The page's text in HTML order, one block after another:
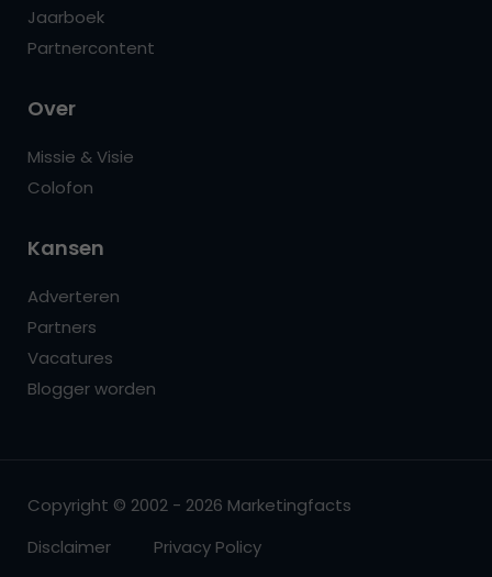
Jaarboek
Partnercontent
Over
Missie & Visie
Colofon
Kansen
Adverteren
Partners
Vacatures
Blogger worden
Copyright © 2002 - 2026 Marketingfacts
Disclaimer
Privacy Policy